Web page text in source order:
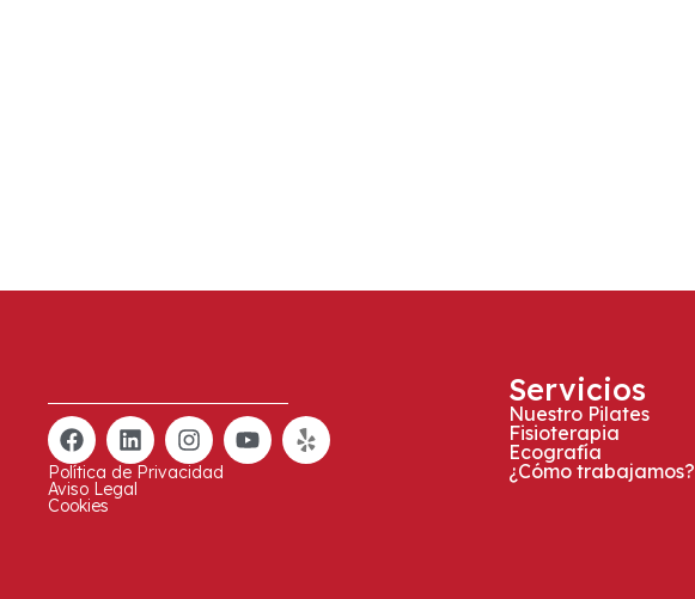
Política de Privacidad
Aviso Legal
Cookies
Servicios
Nuestro Pilates
Fisioterapia
Ecografía
¿Cómo trabajamos?